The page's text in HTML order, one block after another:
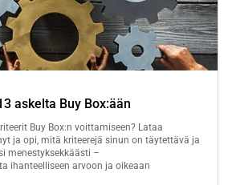
askelta Buy Box:ään
Buy Box:n voittamiseen? Lataa
ja opi, mitä kriteerejä sinun on täytettävä ja
menestyksekkäästi –
ihanteelliseen arvoon ja oikeaan